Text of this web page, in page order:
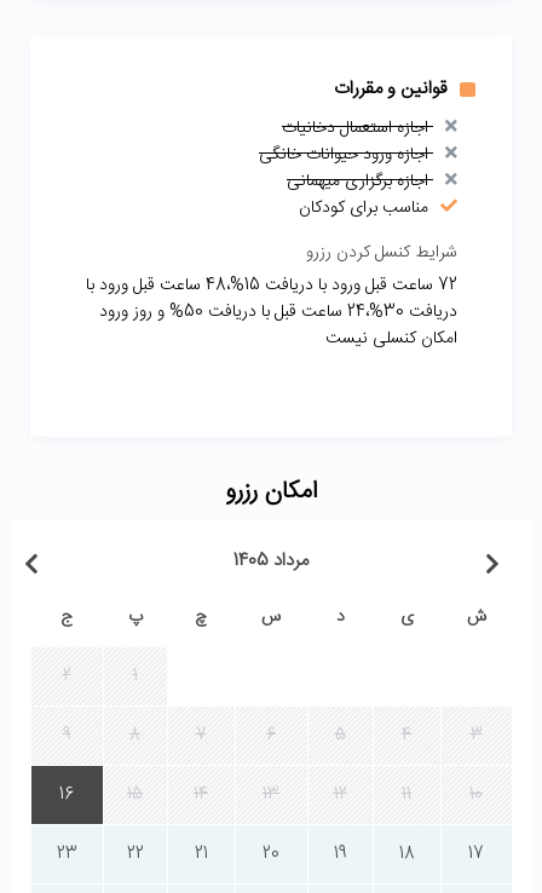
قوانین و مقررات
اجازه استعمال دخانیات
اجازه ورود حیوانات خانگی
اجازه برگزاری میهمانی
مناسب برای کودکان
شرایط کنسل کردن رزرو
72 ساعت قبل ورود با دریافت 15%،48 ساعت قبل ورود با
دریافت 30%،24 ساعت قبل با دریافت 50% و روز ورود
امکان کنسلی نیست
امکان رزرو
مرداد 1405
ش ی د س چ پ ج
1
2
3
4
5
6
7
8
9
10
11
12
13
14
15
16
17
18
19
20
21
22
23